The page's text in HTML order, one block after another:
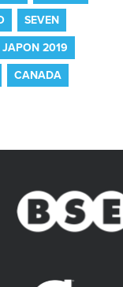
SEVEN
JAPON 2019
CANADA